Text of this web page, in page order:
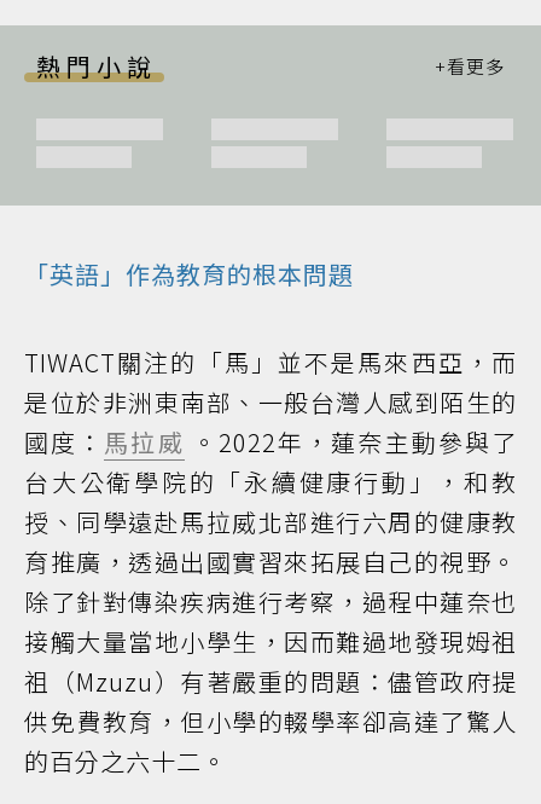
熱門小說
「英語」作為教育的根本問題
TIWACT關注的「馬」並不是馬來西亞，而
是位於非洲東南部、一般台灣人感到陌生的
國度： 馬拉威 。2022年，蓮奈主動參與了
台大公衛學院的「永續健康行動」，和教
授、同學遠赴馬拉威北部進行六周的健康教
育推廣，透過出國實習來拓展自己的視野。
除了針對傳染疾病進行考察，過程中蓮奈也
接觸大量當地小學生，因而難過地發現姆祖
祖（Mzuzu）有著嚴重的問題：儘管政府提
供免費教育，但小學的輟學率卻高達了驚人
的百分之六十二。